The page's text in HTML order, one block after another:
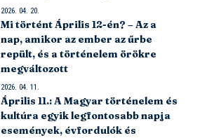
2026. 04. 20.
Mi történt Április 12-én? – Az a
nap, amikor az ember az űrbe
repült, és a történelem örökre
megváltozott
2026. 04. 11.
Április 11.: A Magyar történelem és
kultúra egyik legfontosabb napja
események, évfordulók és